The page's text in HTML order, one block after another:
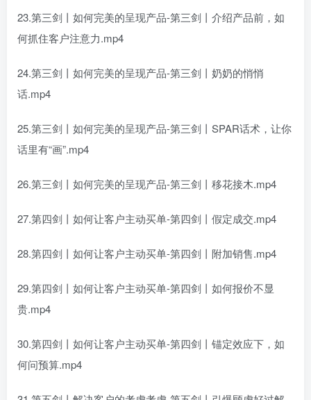
23.第三剑丨如何完美的呈现产品-第三剑丨介绍产品前，如
何抓住客户注意力.mp4
24.第三剑丨如何完美的呈现产品-第三剑丨奶奶的悄悄
话.mp4
25.第三剑丨如何完美的呈现产品-第三剑丨SPAR话术，让你
话里有“画”.mp4
26.第三剑丨如何完美的呈现产品-第三剑丨移花接木.mp4
27.第四剑丨如何让客户主动买单-第四剑丨假定成交.mp4
28.第四剑丨如何让客户主动买单-第四剑丨附加销售.mp4
29.第四剑丨如何让客户主动买单-第四剑丨如何报价不显
贵.mp4
30.第四剑丨如何让客户主动买单-第四剑丨锚定效应下，如
何问预算.mp4